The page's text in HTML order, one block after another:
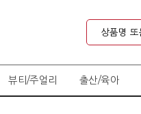
뷰티/주얼리 출산/육아